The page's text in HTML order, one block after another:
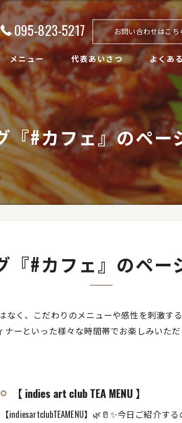
095-823-5217 お問い合わせはこち
メニュー 代表あいさつ よくあ
『#カフェ』のペー
『#カフェ』のペー
く、こだわりのメニューや感性を刺激す
ーといった様々な時間帯でお楽しみいた
【 indies art club TEA MENU 】
【indiesartclubTEAMENU】🌿🥛✨今日ご紹介